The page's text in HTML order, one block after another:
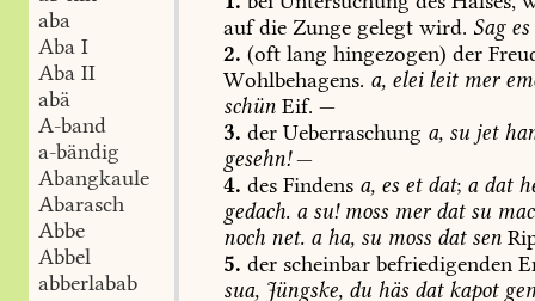
aba
Aba I
Aba II
abä
A-band
a-bändig
Abangkaule
Abarasch
Abbe
Abbel
abberlabab
aufdie Zunge gelegt wird. Sages
2. (oft lang hingezogen) der
Wohlbehagens. a, eleileitmer
schün Eif. —
3. der Ueberraschung a, su jet
gesehn!—
4. des Findens a, es etdat; adat
gedach. asu!moss merdatsu
noch net. aha, su moss datsen
5. der scheinbar befriedigenden
sua, Jüngske, du häs datkapot